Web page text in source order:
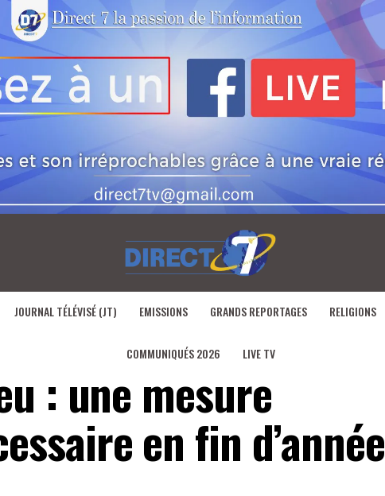
JOURNAL TÉLÉVISÉ (JT) EMISSIONS GRANDS REPORTAGES RELIGIONS
COMMUNIQUÉS 2026 LIVE TV
: une mesure
en fin d’année